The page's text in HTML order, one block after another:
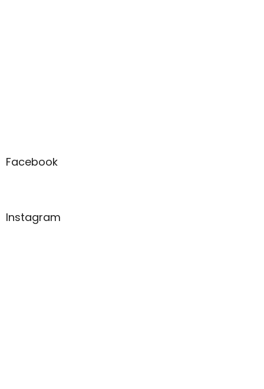
Facebook
Instagram